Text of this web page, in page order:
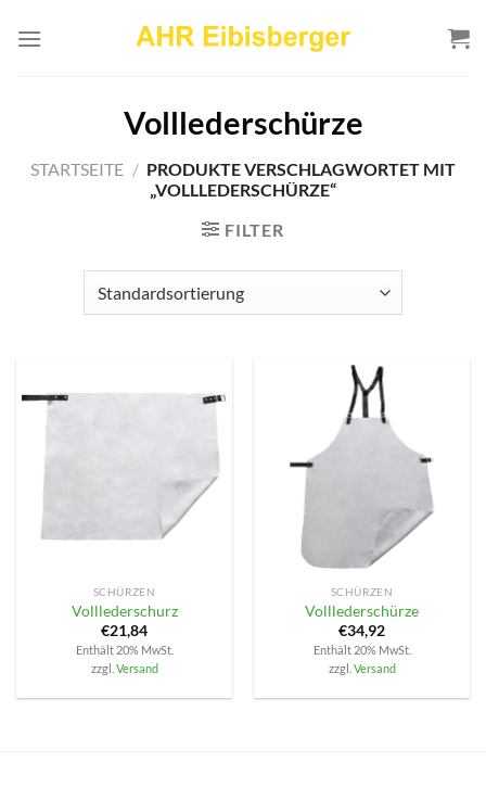
Inhalt
Volllederschürze
STARTSEITE / PRODUKTE VERSCHLAGWORTET MIT
„VOLLLEDERSCHÜRZE“
FILTER
SCHÜRZEN
Volllederschurz
€21,84
Enthält 20% MwSt.
zzgl. Versand
SCHÜRZEN
Volllederschürze
€34,92
Enthält 20% MwSt.
zzgl. Versand